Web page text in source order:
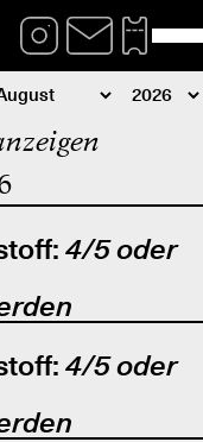
4/5 oder
4/5 oder